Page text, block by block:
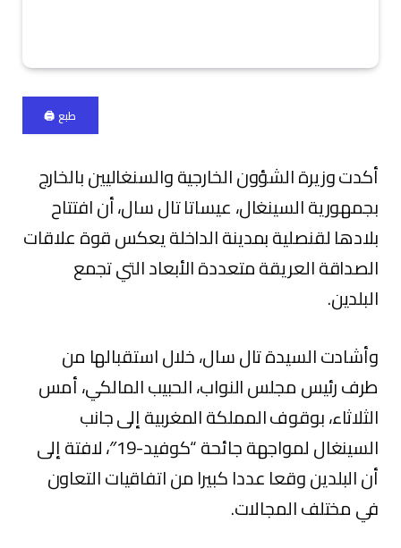
طبع 🖨
أكدت وزيرة الشؤون الخارجية والسنغاليين بالخارج
بجمهورية السينغال، عيساتا تال سال، أن افتتاح
بلادها لقنصلية بمدينة الداخلة يعكس قوة علاقات
الصداقة العريقة متعددة الأبعاد التي تجمع
البلدين.
وأشادت السيدة تال سال، خلال استقبالها من
طرف رئيس مجلس النواب، الحبيب المالكي، أمس
الثلاثاء، بوقوف المملكة المغربية إلى جانب
السينغال لمواجهة جائحة “كوفيد-19″، لافتة إلى
أن البلدين وقعا عددا كبيرا من اتفاقيات التعاون
في مختلف المجالات.